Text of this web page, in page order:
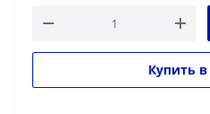
Купить